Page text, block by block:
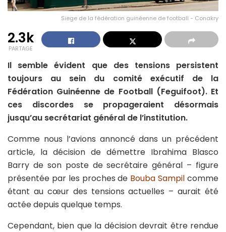
Siege de la fédération guinéenne de football - Conakry
2.3k
PARTAGE
Il semble évident que des tensions persistent
toujours au sein du comité exécutif de la
Fédération Guinéenne de Football (Feguifoot). Et
ces discordes se propageraient désormais
jusqu’au secrétariat général de l’institution.
Comme nous l’avions annoncé dans un précédent
article, la décision de démettre Ibrahima Blasco
Barry de son poste de secrétaire général – figure
présentée par les proches de Bouba Sampil comme
étant au cœur des tensions actuelles – aurait été
actée depuis quelque temps.
Cependant, bien que la décision devrait être rendue